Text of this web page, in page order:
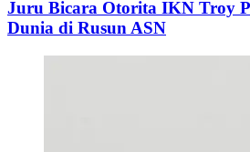
Juru Bicara Otorita IKN Troy
Dunia di Rusun ASN